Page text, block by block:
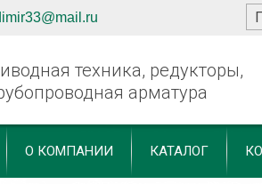
техника, редукторы,
арматура
О КОМПАНИИ КАТАЛОГ